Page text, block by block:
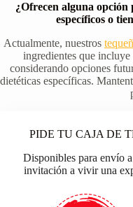
¿Ofrecen alguna
específicos o
Actualmente, nuestros
ingredientes que
considerando opciones
dietéticas específicas.
PIDE TU CAJA DE
Disponibles para envío
invitación a vivir una